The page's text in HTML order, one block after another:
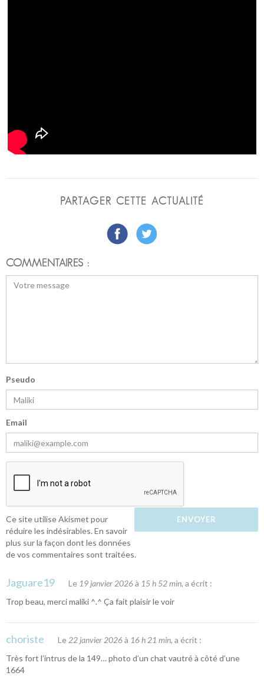
PARTAGER CETTE ACTUALITÉ
COMMENTAIRES :
Pseudo
Email
Ce site utilise Akismet pour
réduire les indésirables. En savoir
plus sur la façon dont les données
de vos commentaires sont traitées.
Jaguare19 Le 19 janvier 2026à 15 h 52 min, a écrit :
Trop beau, merci maliki ^.^ Ça fait plaisir le voir
choriste Le 22 janvier 2026à 16 h 21 min, a écrit :
Très fort l’intrus de la 149… photo d’un chat vautré à côté d’une
1664